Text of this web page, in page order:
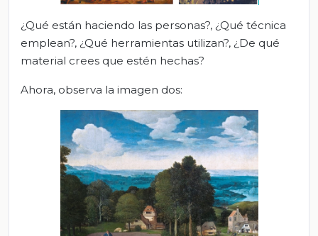
¿Qué están haciendo las personas?, ¿Qué técnica
emplean?, ¿Qué herramientas utilizan?, ¿De qué
material crees que estén hechas?
Ahora, observa la imagen dos: